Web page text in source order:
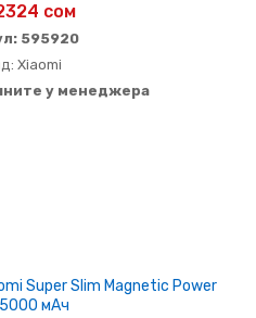
сом
595920
Xiaomi
у менеджера
Super Slim Magnetic Power
5000 мАч